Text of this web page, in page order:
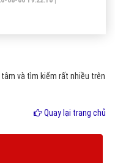
và tìm kiếm rất nhiều trên
Quay lại trang chủ